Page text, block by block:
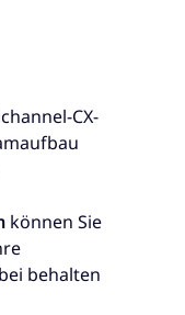
CX-
können Sie
behalten